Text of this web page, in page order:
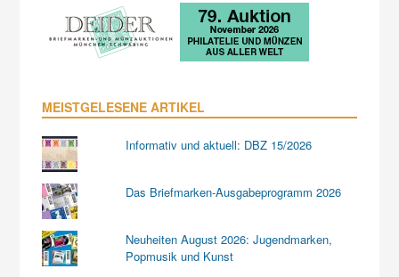
MEISTGELESENE ARTIKEL
Informativ und aktuell: DBZ 15/2026
Das Briefmarken-Ausgabeprogramm 2026
Neuheiten August 2026: Jugendmarken,
Popmusik und Kunst